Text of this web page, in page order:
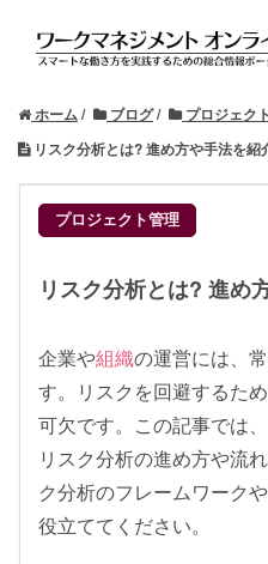
ホーム ブログ
プロジェク
リスク分析とは? 進め方や手法を紹
プロジェクト管理
リスク分析とは? 進め
企業や組織の運営には、
す。リスクを回避するた
可欠です。この記事では
リスク分析の進め方や流
ク分析のフレームワーク
役立ててください。